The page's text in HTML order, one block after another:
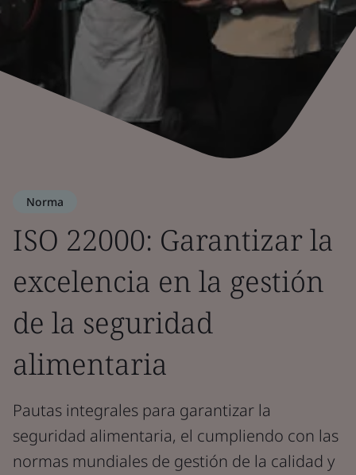
Norma
ISO 22000: Garantizar la
excelencia en la gestión
de la seguridad
alimentaria
Pautas integrales para garantizar la
seguridad alimentaria, el cumpliendo con las
normas mundiales de gestión de la calidad y